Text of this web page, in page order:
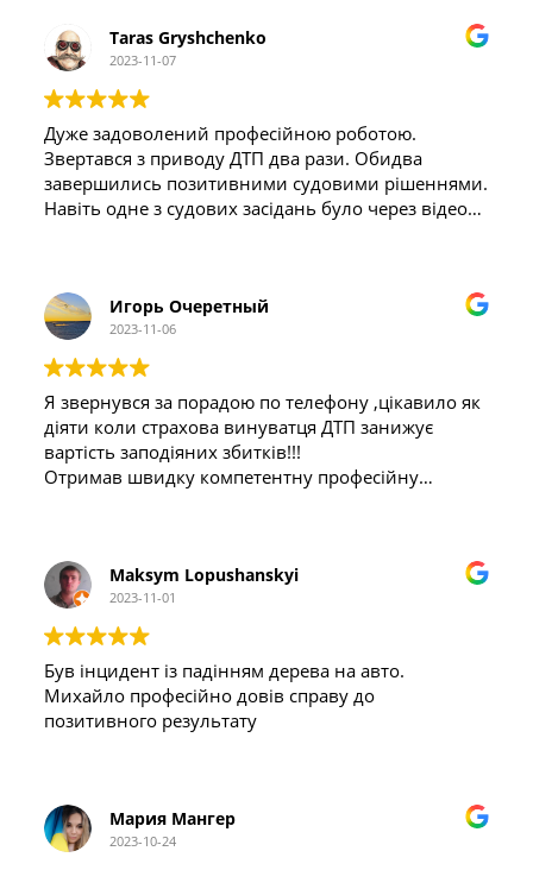
Taras Gryshchenko
2023-11-07
Дуже задоволений професійною роботою.
Звертався з приводу ДТП два рази. Обидва
завершились позитивними судовими рішеннями.
Навіть одне з судових засідань було через відео
Игорь Очеретный
2023-11-06
Я звернувся за порадою по телефону ,цікавило як
діяти коли страхова винуватця ДТП занижує
вартість заподіяних збитків!!!
Отримав швидку компетентну професійну
професійно.Maksym Lopushanskyi
2023-11-01
Був інцидент із падінням дерева на авто.
Михайло професійно довів справу до
позитивного результату
Мария Мангер
2023-10-24